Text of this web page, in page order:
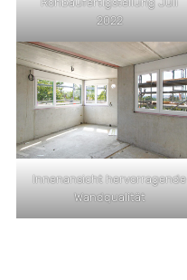
2022
Innenansicht hervorragende
Wandqualität